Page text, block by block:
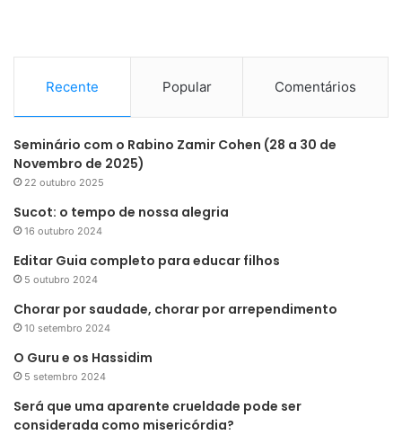
Recente Popular Comentários
Seminário com o Rabino Zamir Cohen (28 a 30 de
Novembro de 2025)
22 outubro 2025
Sucot: o tempo de nossa alegria
16 outubro 2024
Editar Guia completo para educar filhos
5 outubro 2024
Chorar por saudade, chorar por arrependimento
10 setembro 2024
O Guru e os Hassidim
5 setembro 2024
Será que uma aparente crueldade pode ser
considerada como misericórdia?